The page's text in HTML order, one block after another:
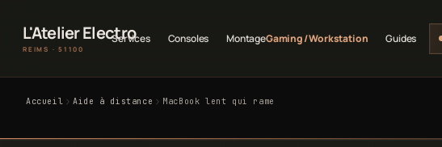
L'Atelier Electro
REIMS · 51100
Services Consoles MontageGaming / Workstation Guides
Accueil Aide à distance MacBook lent qui rame